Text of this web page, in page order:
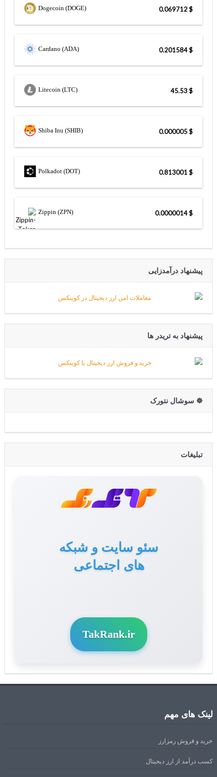
Dogecoin (DOGE) $ 0.069712
Cardano (ADA) $ 0.201584
Litecoin (LTC) $ 45.53
Shiba Inu (SHIB) $ 0.000005
Polkadot (DOT) $ 0.813001
Zippin (ZPN) $ 0.0000014
پیشنهاد درآمدزایی
پیشنهاد به تریدر ها
☸️ سوشال نتورک
تبلیغات
سئو سایت و شبکه
های اجتماعی
تولید محتوا برای سایت
و سوشال مدیا
TakRank.ir
لینک های مهم
خرید و فروش رمزارز
کسب درآمد از ارز دیجیتال